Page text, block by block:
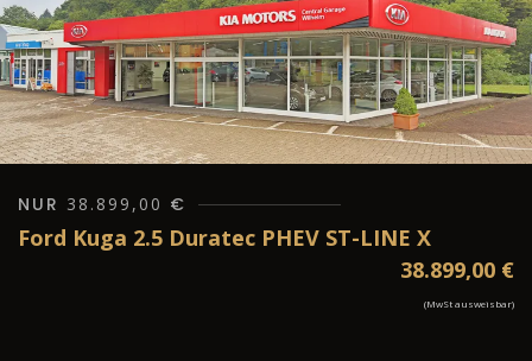
NUR 38.899,00 €
Ford Kuga 2.5 Duratec PHEV ST-LINE X
38.899,00 €
(MwSt ausweisbar)